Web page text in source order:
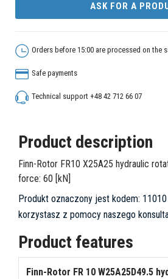
ASK FOR A
Orders before 15:00 are processed on the
Safe payments
Technical support +48 42 712 66 07
Product description
Finn-Rotor FR10 X25A25 hydraulic
force: 60 [kN]
Produkt oznaczony jest kodem: 11010
korzystasz z pomocy naszego
Product features
Finn-Rotor FR 10 W25A25D49.5